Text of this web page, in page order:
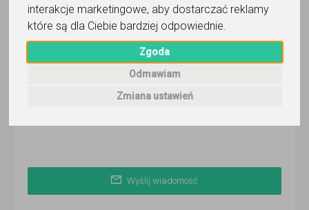
interakcje marketingowe, aby dostarczać reklamy
które są dla Ciebie bardziej odpowiednie.
Zgoda
Odmawiam
Zmiana ustawień
Warszawa
Gdańsk
Wyślij wiadomość